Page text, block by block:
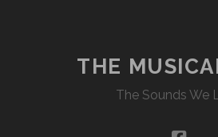
THE
The Sounds We